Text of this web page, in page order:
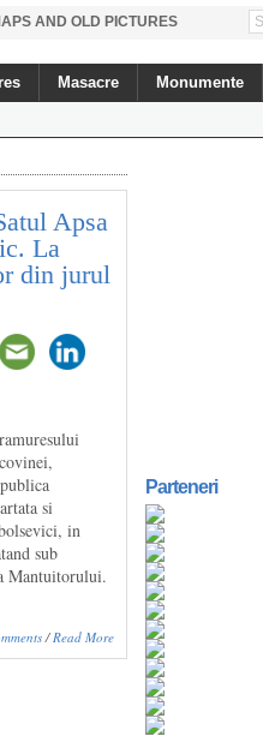
AND OLD PICTURES
Masacre Monumente
Apsa
La
din jurul
si
in
sub
Mantuitorului.
/Read More
Parteneri